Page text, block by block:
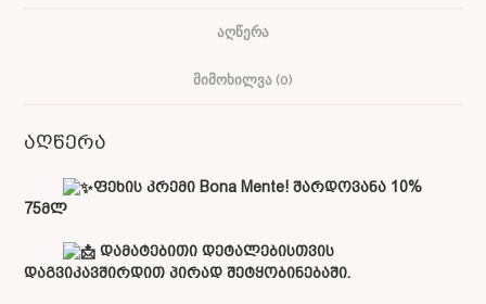
ᲐᲦᲬᲔᲠᲐ
ᲛᲘᲛᲝᲮᲘᲚᲕᲐ (0)
აღწერა
ფეხის კრემი Bona Mente! შარდოვანა 10%
75მლ
დამატებითი დეტალებისთვის
დაგვიკავშირდით პირად შეტყობინებაში.